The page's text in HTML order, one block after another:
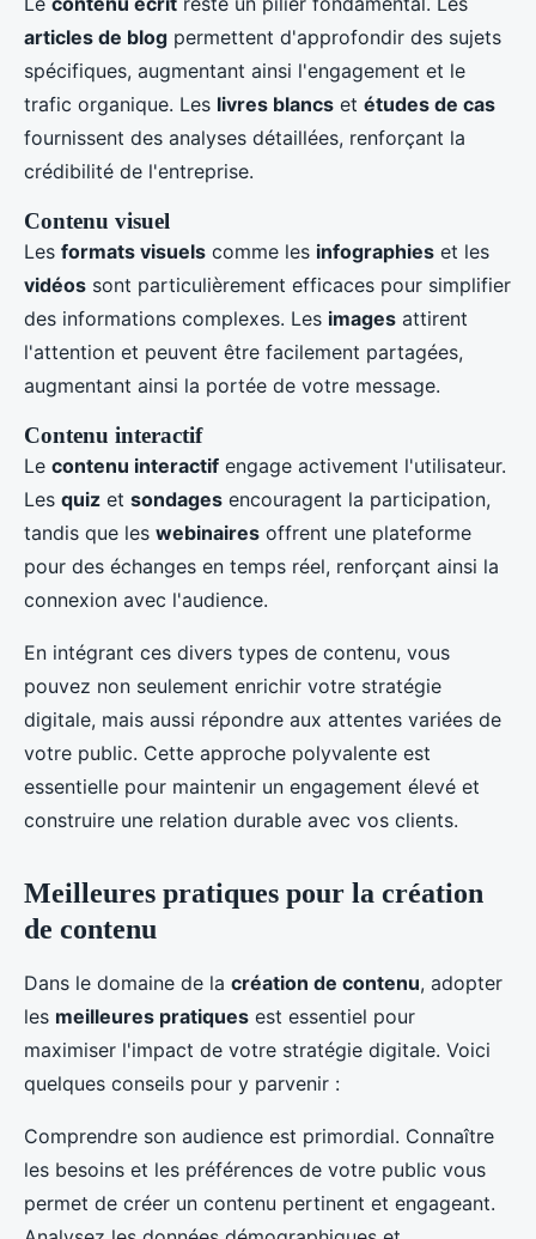
articles de blog permettent d'approfondir des sujets
spécifiques, augmentant ainsi l'engagement et le
trafic organique. Les livres blancs et études de cas
fournissent des analyses détaillées, renforçant la
crédibilité de l'entreprise.
Contenu visuel
Les formats visuels comme les infographies et les
vidéos sont particulièrement efficaces pour simplifier
des informations complexes. Les images attirent
l'attention et peuvent être facilement partagées,
augmentant ainsi la portée de votre message.
Contenu interactif
Le contenu interactif engage activement l'utilisateur.
Les quiz et sondages encouragent la participation,
tandis que les webinaires offrent une plateforme
pour des échanges en temps réel, renforçant ainsi la
connexion avec l'audience.
En intégrant ces divers types de contenu, vous
pouvez non seulement enrichir votre stratégie
digitale, mais aussi répondre aux attentes variées de
votre public. Cette approche polyvalente est
essentielle pour maintenir un engagement élevé et
construire une relation durable avec vos clients.
Meilleures pratiques pour la création
de contenu
Dans le domaine de la création de contenu, adopter
les meilleures pratiques est essentiel pour
maximiser l'impact de votre stratégie digitale. Voici
quelques conseils pour y parvenir :
Comprendre son audience est primordial. Connaître
les besoins et les préférences de votre public vous
permet de créer un contenu pertinent et engageant.